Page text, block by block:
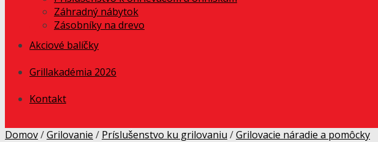
Záhradný nábytok
Zásobníky na drevo
Akciové balíčky
Grillakadémia 2026
Kontakt
Domov/Grilovanie / Príslušenstvo ku grilovaniu /Grilovacie náradie a pomôcky